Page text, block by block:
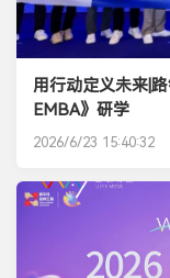
用行动定义未来|
EMBA》研学
2026/6/23 15:40:32